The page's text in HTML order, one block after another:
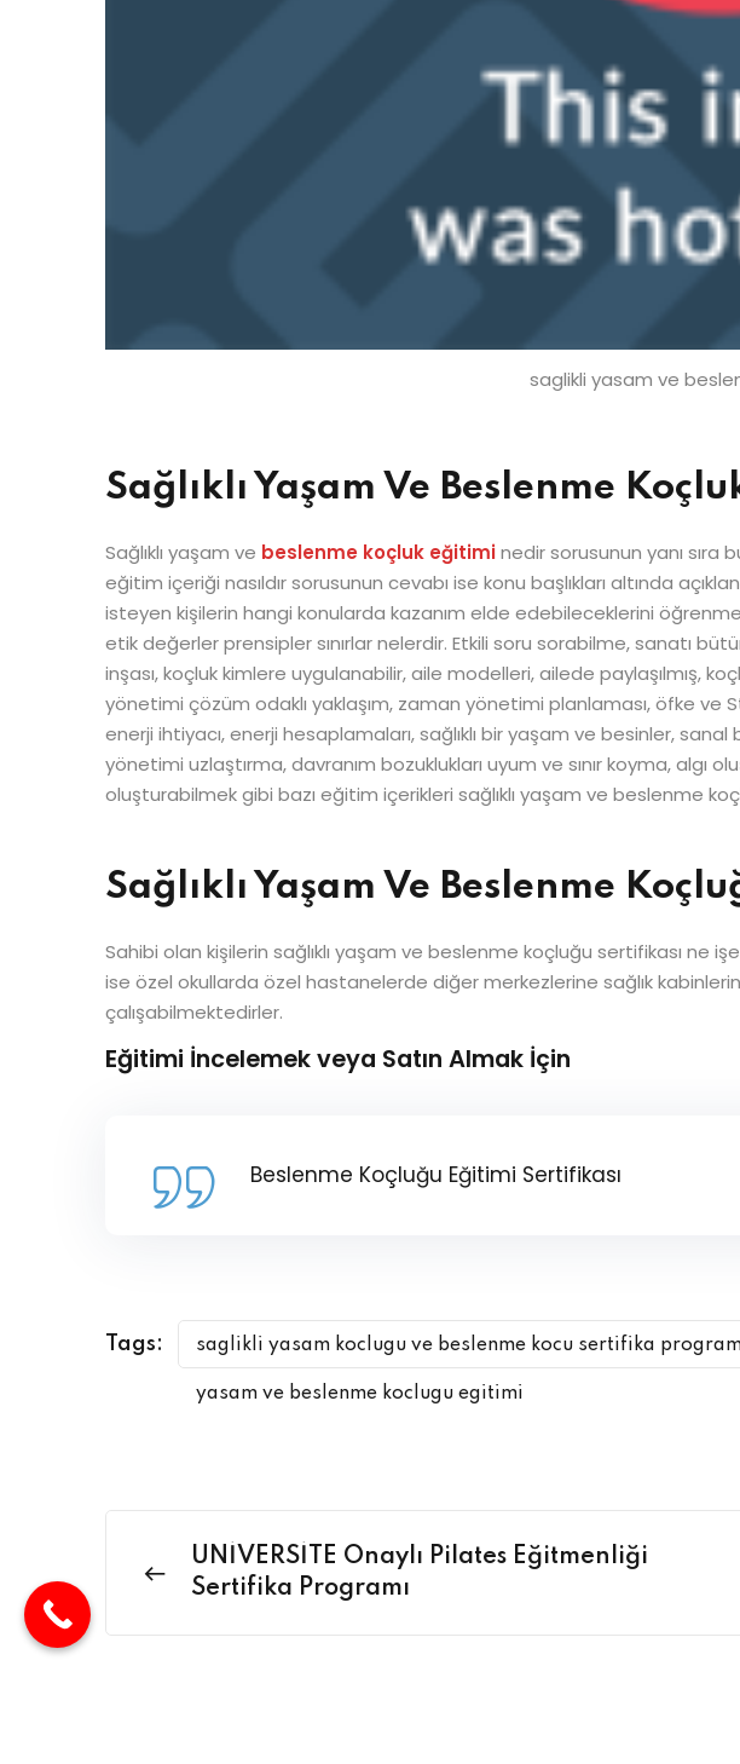
saglikli yasam ve
Sağlıklı Yaşam Ve Beslenme
Sağlıklı yaşam ve beslenme koçluk eğitiminedir sorusunun yanı sıra
eğitim içeriği nasıldır sorusunun cevabı ise konu başlıkları altında
isteyen kişilerin hangi konularda kazanım elde edebileceklerini
etik değerler prensipler sınırlar nelerdir. Etkili soru sorabilme, sanatı
inşası, koçluk kimlere uygulanabilir, aile modelleri, ailede paylaşılmış,
yönetimi çözüm odaklı yaklaşım, zaman yönetimi planlaması, öfke
enerji ihtiyacı, enerji hesaplamaları, sağlıklı bir yaşam ve besinler,
yönetimi uzlaştırma, davranım bozuklukları uyum ve sınır koyma,
oluşturabilmek gibi bazı eğitim içerikleri sağlıklı yaşam ve beslenme
Sağlıklı Yaşam Ve Beslenme
Sahibi olan kişilerin sağlıklı yaşam ve beslenme koçluğu sertifikası ne
ise özel okullarda özel hastanelerde diğer merkezlerine sağlık
çalışabilmektedirler.
Eğitimi İncelemek veya Satın Almak İçin
Beslenme Koçluğu Eğitimi Sertifikası
Tags: saglikli yasam koclugu ve beslenme kocu sertifika
yasam ve beslenme koclugu egitimi
ÜNİVERSİTE Onaylı Pilates Eğitmenliği
Sertifika Programı